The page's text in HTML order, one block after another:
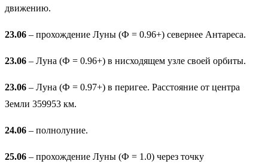
движению.
23.06 – прохождение Луны (Ф = 0.96+) севернее Антареса.
23.06 – Луна (Ф = 0.96+) в нисходящем узле своей орбиты.
23.06 – Луна (Ф = 0.97+) в перигее. Расстояние от центра
Земли 359953 км.
24.06 – полнолуние.
25.06 – прохождение Луны (Ф = 1.0) через точку